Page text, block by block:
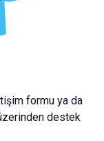
formu ya da
destek